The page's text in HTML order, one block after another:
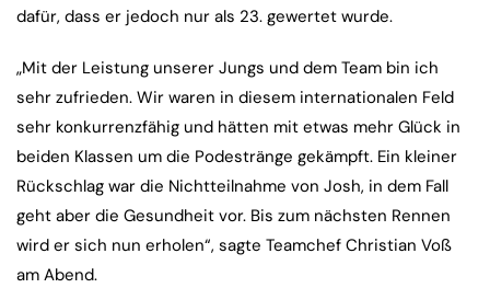
dafür, dass er jedoch nur als 23. gewertet wurde.
„Mit der Leistung unserer Jungs und dem Team bin ich
sehr zufrieden. Wir waren in diesem internationalen Feld
sehr konkurrenzfähig und hätten mit etwas mehr Glück in
beiden Klassen um die Podestränge gekämpft. Ein kleiner
Rückschlag war die Nichtteilnahme von Josh, in dem Fall
geht aber die Gesundheit vor. Bis zum nächsten Rennen
wird er sich nun erholen“, sagte Teamchef Christian Voß
am Abend.